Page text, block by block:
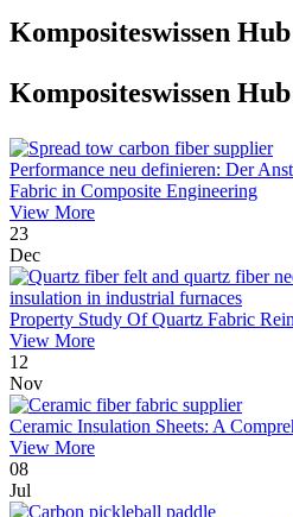
Kompositeswissen Hub
Kompositeswissen Hub
Performance neu definieren: Der
Fabric in Composite Engineering
View More
23
Dec
Property Study Of Quartz Fabric
View More
12
Nov
Ceramic Insulation Sheets: A
View More
08
Jul